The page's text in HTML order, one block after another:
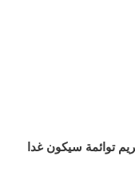
توائمة سيكون غدا